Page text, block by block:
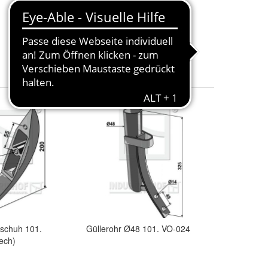
4,56 €
+ 5,49 € Versand
101.
Güllerohr Ø48 101. VO-024